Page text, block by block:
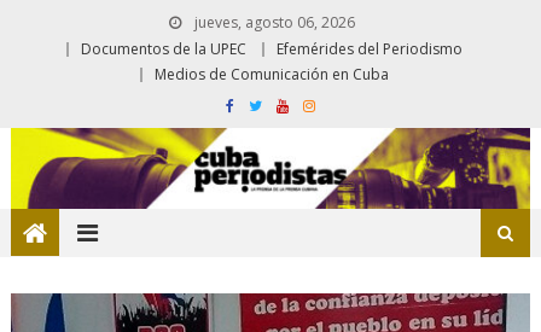
jueves, agosto 06, 2026
Documentos de la UPEC
Efemérides del Periodismo
Medios de Comunicación en Cuba